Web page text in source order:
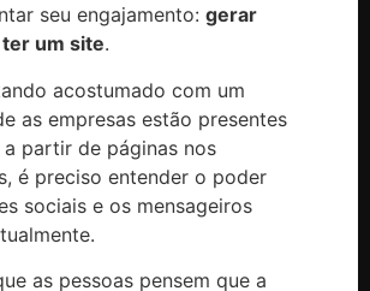
seu engajamento: gerar
um site.
acostumado com um
as empresas estão presentes
partir de páginas nos
é preciso entender o poder
sociais e os mensageiros
as pessoas pensem que a